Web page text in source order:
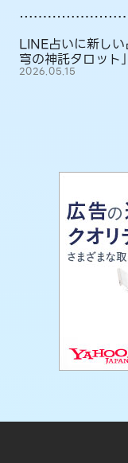
LINE占いに新し
穹の神託タロット」
2026.05.15